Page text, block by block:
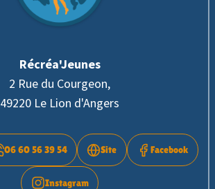
Récréa'Jeunes
2 Rue du Courgeon,
49220 Le Lion d'Angers
06 60 56 39 54 Site Facebook
Instagram